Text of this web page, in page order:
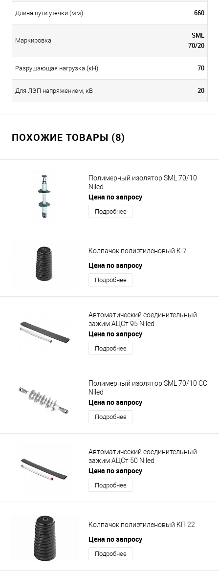
Длина пути утечки (мм) 660
Маркировка
SML
70/20
Разрушающая нагрузка (кН) 70
Для ЛЭП напряжением, кВ 20
ПОХОЖИЕ ТОВАРЫ (8)
Полимерный изолятор SML 70/10
Niled
Цена по запросу
Подробнее
Колпачок полиэтиленовый К-7
Цена по запросу
Подробнее
Автоматический соединительный
зажим АЦСт 95 Niled
Цена по запросу
Подробнее
Полимерный изолятор SML 70/10 СС
Niled
Цена по запросу
Подробнее
Автоматический соединительный
зажим АЦСт 50 Niled
Цена по запросу
Подробнее
Колпачок полиэтиленовый КП 22
Цена по запросу
Подробнее